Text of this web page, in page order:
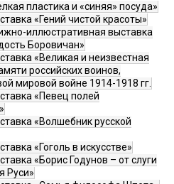
пластика и «синяя» посуда»
«Гений чистой красоты»
иллюстративная выставка
Боровичан»
«Великая и неизвестная
российских воинов,
мировой войне 1914-1918 гг.
«Певец полей
«Волшебник русской
«Гоголь в искусстве»
«Борис Годунов – от слуги
Руси»